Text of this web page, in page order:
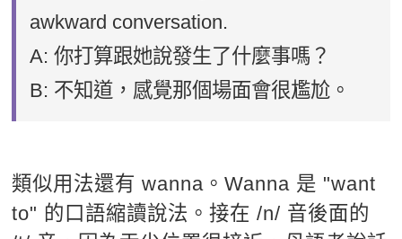
awkward conversation.
A: 你打算跟她說發生了什麼事嗎？
B: 不知道，感覺那個場面會很尷尬。
類似用法還有 wanna。Wanna 是 "want
to" 的口語縮讀說法。接在 /n/ 音後面的